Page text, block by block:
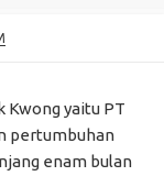
Kwong yaitu PT
pertumbuhan
enam bulan